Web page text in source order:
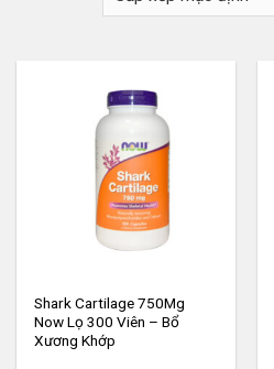
Shark Cartilage 750Mg
Now Lọ 300 Viên – Bổ
Xương Khớp